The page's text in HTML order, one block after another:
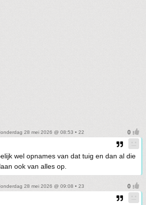
28 mei 2026 @ 08:53 • 22
wel opnames van dat tuig en dan al die
ook van alles op.
28 mei 2026 @ 09:08 • 23